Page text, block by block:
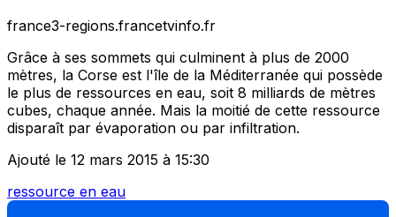
france3-regions.francetvinfo.fr
Grâce à ses sommets qui culminent à plus de 2000
mètres, la Corse est l'île de la Méditerranée qui possède
le plus de ressources en eau, soit 8 milliards de mètres
cubes, chaque année. Mais la moitié de cette ressource
disparaît par évaporation ou par infiltration.
Ajouté le 12 mars 2015 à 15:30
ressource en eau